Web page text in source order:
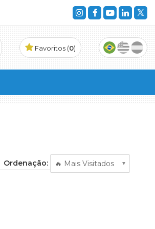
Favoritos (0)
Ordenação: